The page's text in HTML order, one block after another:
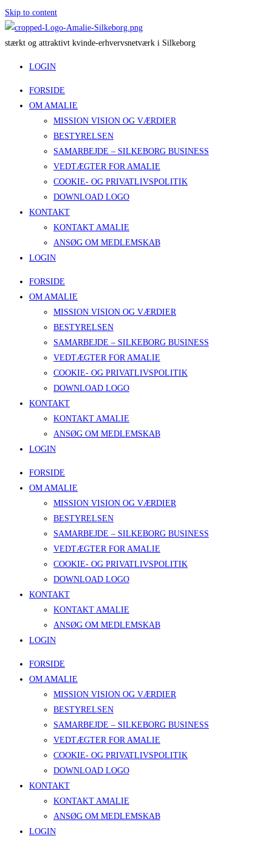
Skip to content
stærkt og attraktivt kvinde-erhvervsnetværk i Silkeborg
LOGIN
FORSIDE
OM AMALIE
MISSION VISION OG VÆRDIER
BESTYRELSEN
SAMARBEJDE – SILKEBORG BUSINESS
VEDTÆGTER FOR AMALIE
COOKIE- OG PRIVATLIVSPOLITIK
DOWNLOAD LOGO
KONTAKT
KONTAKT AMALIE
ANSØG OM MEDLEMSKAB
LOGIN
FORSIDE
OM AMALIE
MISSION VISION OG VÆRDIER
BESTYRELSEN
SAMARBEJDE – SILKEBORG BUSINESS
VEDTÆGTER FOR AMALIE
COOKIE- OG PRIVATLIVSPOLITIK
DOWNLOAD LOGO
KONTAKT
KONTAKT AMALIE
ANSØG OM MEDLEMSKAB
LOGIN
FORSIDE
OM AMALIE
MISSION VISION OG VÆRDIER
BESTYRELSEN
SAMARBEJDE – SILKEBORG BUSINESS
VEDTÆGTER FOR AMALIE
COOKIE- OG PRIVATLIVSPOLITIK
DOWNLOAD LOGO
KONTAKT
KONTAKT AMALIE
ANSØG OM MEDLEMSKAB
LOGIN
FORSIDE
OM AMALIE
MISSION VISION OG VÆRDIER
BESTYRELSEN
SAMARBEJDE – SILKEBORG BUSINESS
VEDTÆGTER FOR AMALIE
COOKIE- OG PRIVATLIVSPOLITIK
DOWNLOAD LOGO
KONTAKT
KONTAKT AMALIE
ANSØG OM MEDLEMSKAB
LOGIN